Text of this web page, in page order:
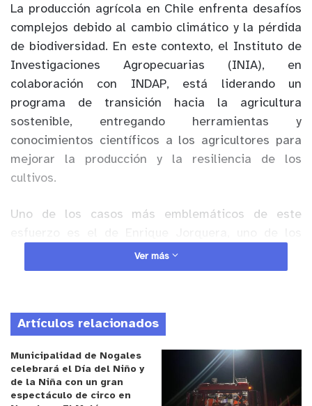
La producción agrícola en Chile enfrenta desafíos
complejos debido al cambio climático y la pérdida
de biodiversidad. En este contexto, el Instituto de
Investigaciones Agropecuarias (INIA), en
colaboración con INDAP, está liderando un
programa de transición hacia la agricultura
sostenible, entregando herramientas y
conocimientos científicos a los agricultores para
mejorar la producción y la resiliencia de los
cultivos.
Uno de los casos más emblemáticos de este
últimos productores detomate limachino
variedad tradicional altamente valorada por su
Jorquera ha mantenido viva esta tradición a pesar
de las dificultades climáticas y del mercado,
implementando prácticas de manejo agroecológico
que ahora son reforzadas por el conocimiento
científico de INIA.
Ver más
Artículos relacionados
Municipalidad de Nogales
celebrará el Día del Niño y
de la Niña con un gran
espectáculo de circo en